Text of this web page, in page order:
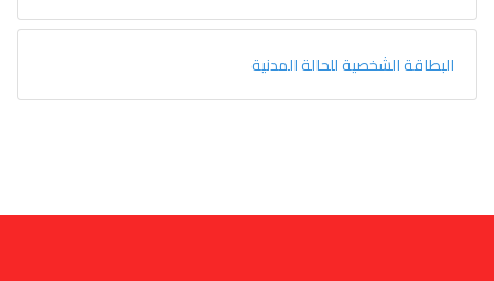
البطاقة الشخصية للحالة المدنية